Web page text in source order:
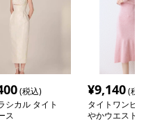
(税込)
シカル タイト
ス
¥9,140(税
タイトワンピ
やかウエスト